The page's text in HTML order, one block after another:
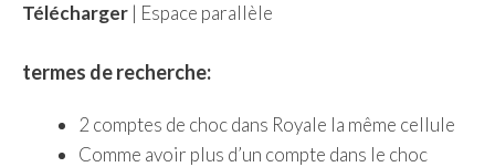
Télécharger | Espace parallèle
termes de recherche:
2 comptes de choc dans Royale la même cellule
Comme avoir plus d’un compte dans le choc